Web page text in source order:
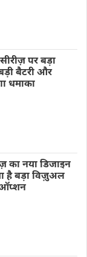
पर बड़ा
बैटरी और
धमाका
का नया डिजाइन
है बड़ा विज़ुअल